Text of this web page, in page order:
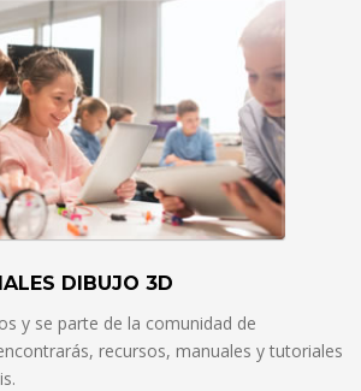
DIBUJO 3D
y se parte de la comunidad de
recursos, manuales y tutoriales